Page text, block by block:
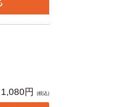
1,080円 (税込)